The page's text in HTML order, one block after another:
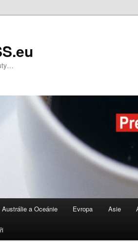
Austrálie a Oceánie Evropa Asie